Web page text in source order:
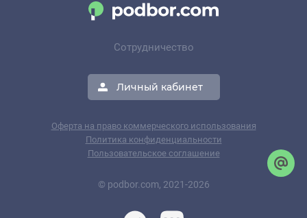
Сотрудничество
Личный кабинет
Оферта на право коммерческого использования
Политика конфиденциальности
Пользовательское соглашение
© podbor.com, 2021-2026